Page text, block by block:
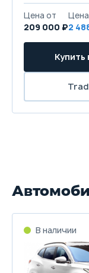
Цена от
209 000 ₽2
Купить
В наличии